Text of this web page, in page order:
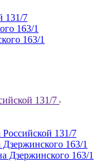
131/7
163/1
163/1
131/7
131/7
163/1
Дзержинского 163/1